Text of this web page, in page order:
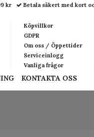
kr Betala säkert med kort
Köpvillkor
GDPR
Om oss / Öppettider
Serviceinlogg
Vanliga frågor
KONTAKTA OSS